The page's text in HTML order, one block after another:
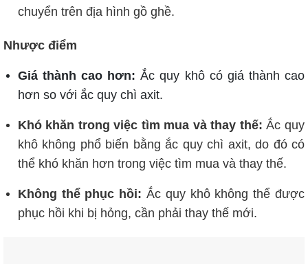
chuyển trên địa hình gồ ghề.
Nhược điểm
Giá thành cao hơn:Ắc quy khô có giá thành cao
hơn so với ắc quy chì axit.
Khó khăn trong việc tìm mua và thay thế:Ắc quy
khô không phổ biến bằng ắc quy chì axit, do đó có
thể khó khăn hơn trong việc tìm mua và thay thế.
Không thể phục hồi: Ắc quy khô không thể được
phục hồi khi bị hỏng, cần phải thay thế mới.